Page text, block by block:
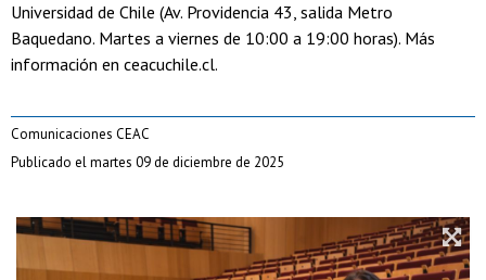
Universidad de Chile (Av. Providencia 43, salida Metro
Baquedano. Martes a viernes de 10:00 a 19:00 horas). Más
información en ceacuchile.cl.
Comunicaciones CEAC
Publicado el martes 09 de diciembre de 2025